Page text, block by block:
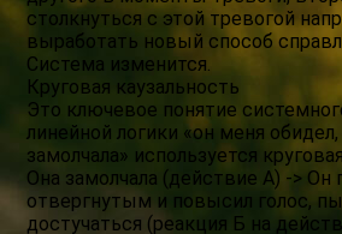
столкнуться с этой тревогой
выработать новый способ
Система изменится.
Круговая каузальность
Это ключевое понятие
линейной логики «он меня
замолчала» используется
Она замолчала (действие А) -> Он
отвергнутым и повысил голос,
достучаться (реакция Б на